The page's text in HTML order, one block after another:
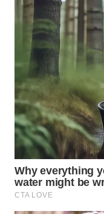
SUBANG
WN
SUKABUMI
WN
PURWAKARTA
WN
PRIANGAN
TIMUR
WN
SEMARANG